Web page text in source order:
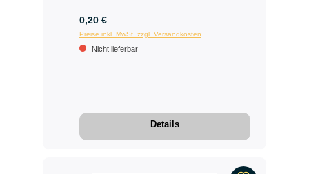
0,20 €
Preise inkl. MwSt. zzgl. Versandkosten
Nicht lieferbar
Details